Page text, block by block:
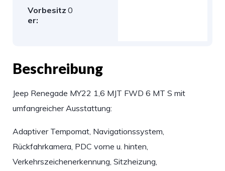
Vorbesitz
er:
0
Beschreibung
Jeep Renegade MY22 1,6 MJT FWD 6 MT S mit
umfangreicher Ausstattung:
Adaptiver Tempomat, Navigationssystem,
Rückfahrkamera, PDC vorne u. hinten,
Verkehrszeichenerkennung, Sitzheizung,